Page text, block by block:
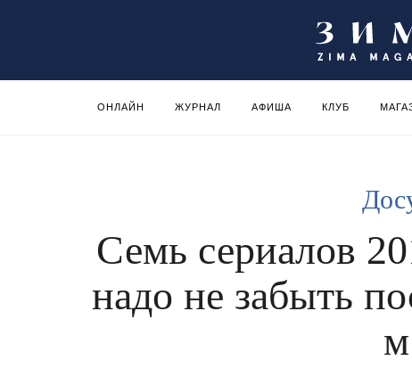
ОНЛАЙН ЖУРНАЛ АФИША КЛУБ
Семь сериалов
надо не забыть
м